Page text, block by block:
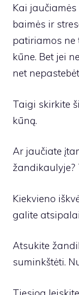
Kai
baimės ir
patiriamos ne
kūne. Bet jei
net
Taigi skirkite
kūną.
Ar jaučiate
žandikaulyje?
Kiekvieno
galite
Atsukite
suminkštėti.